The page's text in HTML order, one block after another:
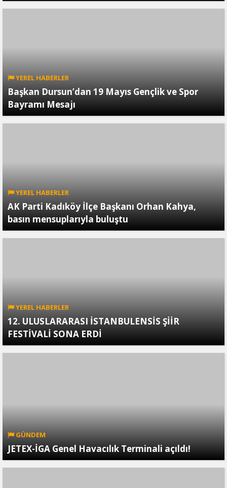
YEREL HABERLER
Başkan Dursun’dan 19 Mayıs Gençlik ve Spor
Bayramı Mesajı
YEREL HABERLER
AK Parti Kadıköy İlçe Başkanı Orhan Kahya,
basın mensuplarıyla buluştu
YEREL HABERLER
12. ULUSLARARASI İSTANBULENSİS ŞİİR
FESTİVALİ SONA ERDİ
GÜNDEM
JETEX-İGA Genel Havacılık Terminali açıldı!